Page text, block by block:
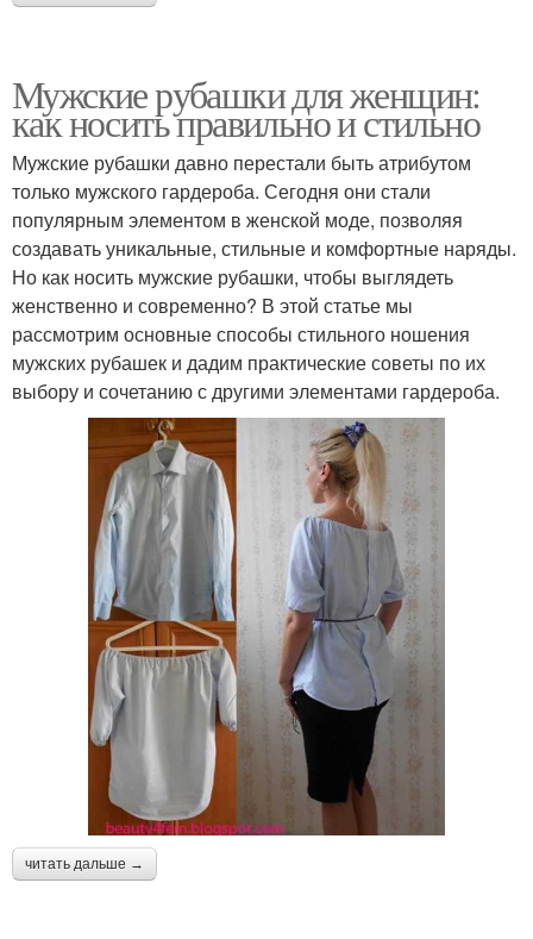
Мужские рубашки для женщин:
как носить правильно и стильно
Мужские рубашки давно перестали быть атрибутом
только мужского гардероба. Сегодня они стали
популярным элементом в женской моде, позволяя
создавать уникальные, стильные и комфортные наряды.
Но как носить мужские рубашки, чтобы выглядеть
женственно и современно? В этой статье мы
рассмотрим основные способы стильного ношения
мужских рубашек и дадим практические советы по их
выбору и сочетанию с другими элементами гардероба.
читать дальше →